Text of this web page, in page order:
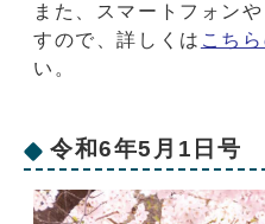
また、スマートフォン
すので、詳しくは こち
い。
令和6年5月1日号